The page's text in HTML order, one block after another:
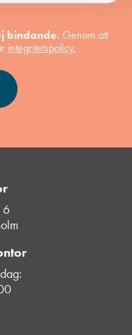
bindande. Genom att
integritetspolicy.
6